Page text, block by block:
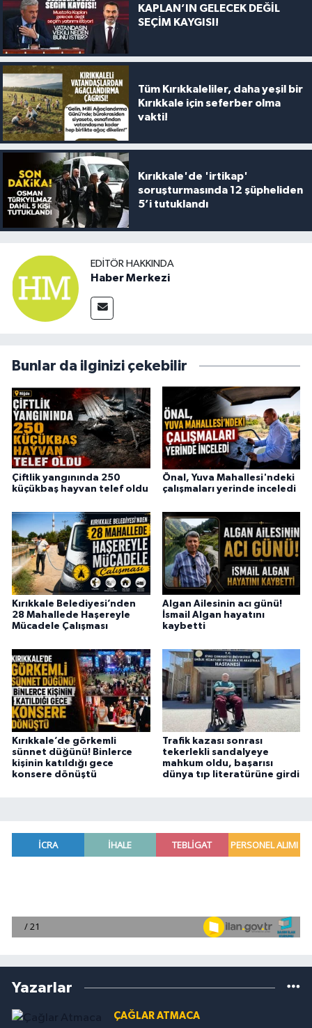
KAPLAN’IN GELECEK DEĞİL
SEÇİM KAYGISI!
Tüm Kırıkkaleliler, daha yeşil bir
Kırıkkale için seferber olma
vakti!
Kırıkkale'de 'irtikap'
soruşturmasında 12 şüpheliden
5’i tutuklandı
EDITÖR HAKKINDA
Haber Merkezi
Bunlar da ilginizi çekebilir
Çiftlik yangınında 250
küçükbaş hayvan telef oldu
Önal, Yuva Mahallesi'ndeki
çalışmaları yerinde inceledi
Kırıkkale Belediyesi’nden
28 Mahallede Haşereyle
Mücadele Çalışması
Algan Ailesinin acı günü!
İsmail Algan hayatını
kaybetti
Kırıkkale’de görkemli
sünnet düğünü! Binlerce
kişinin katıldığı gece
konsere dönüştü
Trafik kazası sonrası
tekerlekli sandalyeye
mahkum oldu, başarısı
dünya tıp literatürüne girdi
Yazarlar
ÇAĞLAR ATMACA